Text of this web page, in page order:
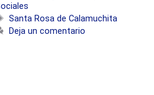
Etiquetas
Santa Rosa de Calamuchita
Deja un comentario